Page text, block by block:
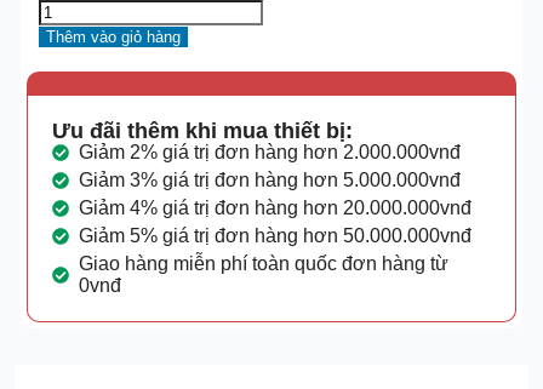
Thêm vào giỏ hàng
Ưu đãi thêm khi mua thiết bị:
Giảm 2% giá trị đơn hàng hơn 2.000.000vnđ
Giảm 3% giá trị đơn hàng hơn 5.000.000vnđ
Giảm 4% giá trị đơn hàng hơn 20.000.000vnđ
Giảm 5% giá trị đơn hàng hơn 50.000.000vnđ
Giao hàng miễn phí toàn quốc đơn hàng từ
0vnđ